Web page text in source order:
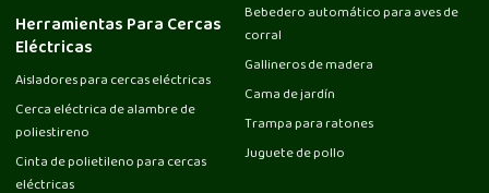
Herramientas Para Cercas
Eléctricas
Aisladores para cercas eléctricas
Cerca eléctrica de alambre de
poliestireno
Cinta de polietileno para cercas
eléctricas
Bebedero automático para aves de
corral
Gallineros de madera
Cama de jardín
Trampa para ratones
Juguete de pollo